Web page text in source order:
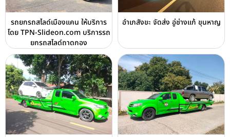
รถยกรถสไลด์เมืองแคน ให้บริการ
โดย TPN-Slideon.com บริการรถ
ยกรถสไลด์ถาดกอง
อำเภสังขะ จัดส่ง อู่ช่างแก้ ขุนหาญ